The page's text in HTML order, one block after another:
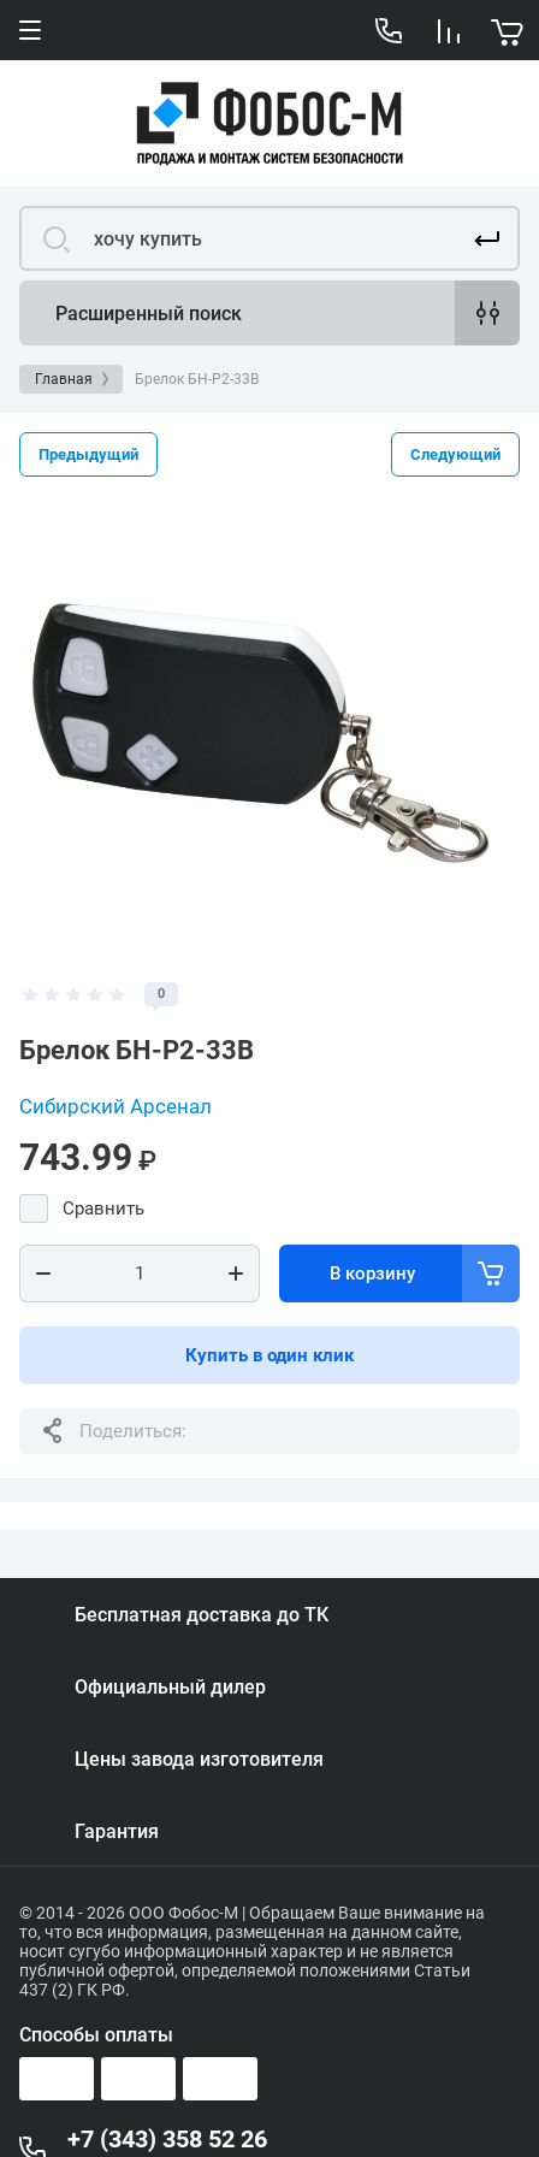
Расширенный поиск
Главная Брелок БН-Р2-33В
Предыдущий Следующий
0
Брелок БН-Р2-33В
Сибирский Арсенал
743.99 ₽
Сравнить
В корзину
Купить в один клик
Поделиться:
Бесплатная доставка до ТК
Официальный дилер
Цены завода изготовителя
Гарантия
© 2014 - 2026 ООО Фобос-М | Обращаем Ваше внимание на
то, что вся информация, размещенная на данном сайте,
носит сугубо информационный характер и не является
публичной офертой, определяемой положениями Статьи
437 (2) ГК РФ.
Способы оплаты
+7 (343) 358 52 26